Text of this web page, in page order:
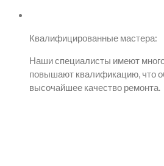
Квалифицированные мастера:
Наши специалисты имеют
повышают квалификацию, что
высочайшее качество ремонта.